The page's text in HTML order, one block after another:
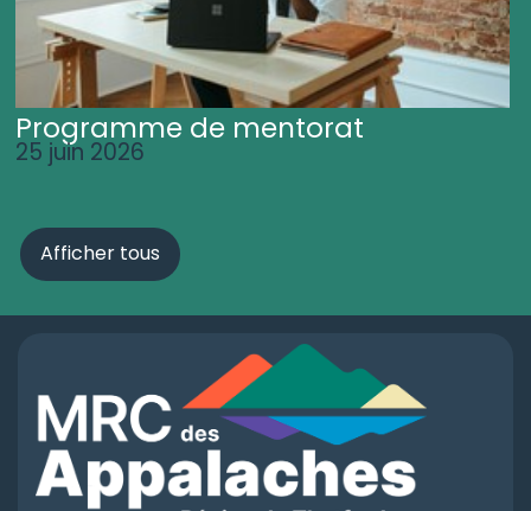
Programme de mentorat
25 juin 2026
Afficher tous